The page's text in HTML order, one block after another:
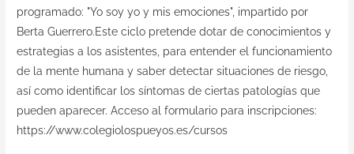
programado: "Yo soy yo y mis emociones", impartido por
Berta Guerrero.Este ciclo pretende dotar de conocimientos y
estrategias a los asistentes, para entender el funcionamiento
de la mente humana y saber detectar situaciones de riesgo,
así como identificar los síntomas de ciertas patologías que
pueden aparecer. Acceso al formulario para inscripciones:
https://www.colegiolospueyos.es/cursos